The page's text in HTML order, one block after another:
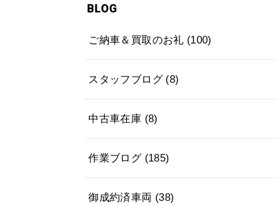
BLOG
ご納車＆買取のお礼 (100)
スタッフブログ (8)
中古車在庫 (8)
作業ブログ (185)
御成約済車両 (38)